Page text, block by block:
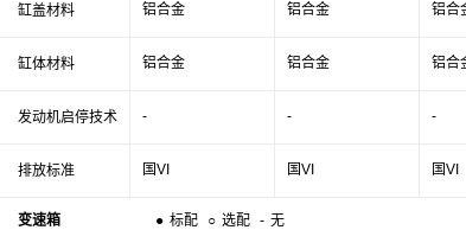
缸盖材料
缸体材料
发动机启停技术
排放标准
变速箱 ● 标配 ○ 选配 - 无
铝合金 铝合金 铝合
铝合金 铝合金 铝合
- - -
国VI 国VI 国VI